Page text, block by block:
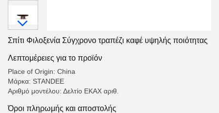
Σπίτι Φιλοξενία Σύγχρονο τραπέζι καφέ υψηλής ποιότητας
Λεπτομέρειες για το προϊόν
Place of Origin: China
Μάρκα: STANDEE
Αριθμό μοντέλου: Δελτίο ΕΚΑΧ αριθ.
Όροι πληρωμής και αποστολής